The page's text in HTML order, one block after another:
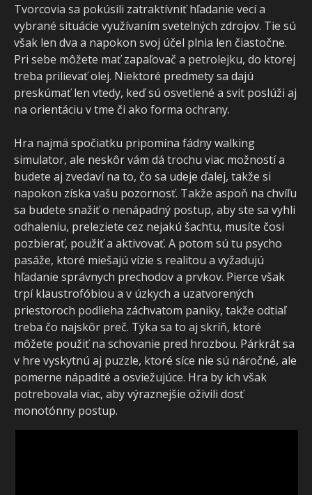
Tvorcovia sa pokúsili zatraktívniť hľadanie vecí a
vybrané situácie využívaním svetelných zdrojov. Tie sú
však len dva a napokon svoj účel plnia len čiastočne.
Pri sebe môžete mať zapaľovač a petrolejku, do ktorej
treba prilievať olej. Niektoré predmety sa dajú
preskúmať len vtedy, keď sú osvetlené a svit poslúži aj
na orientáciu v tme či ako forma ochrany.
Hra najmä spočiatku pripomína fádny walking
simulator, ale neskôr vám dá trochu viac možností a
budete aj zvedaví na to, čo sa udeje ďalej, takže si
napokon získa vašu pozornosť. Takže aspoň na chvíľu
sa budete snažiť o nenápadný postup, aby ste sa vyhli
odhaleniu, preleziete cez nejakú šachtu, musíte čosi
pozbierať, použiť a aktivovať. A potom sú tu psycho
pasáže, ktoré miešajú vízie s realitou a vyžadujú
hľadanie správnych prechodov a prvkov. Pierce však
trpí klaustrofóbiou a v úzkych a uzatvorených
priestoroch podlieha záchvatom paniky, takže odtiaľ
treba čo najskôr preč. Týka sa to aj skríň, ktoré
môžete použiť na schovanie pred hrozbou. Párkrát sa
v hre vyskytnú aj puzzle, ktoré síce nie sú náročné, ale
pomerne nápadité a osviežujúce. Hra by ich však
potrebovala viac, aby výraznejšie oživili dosť
monotónny postup.